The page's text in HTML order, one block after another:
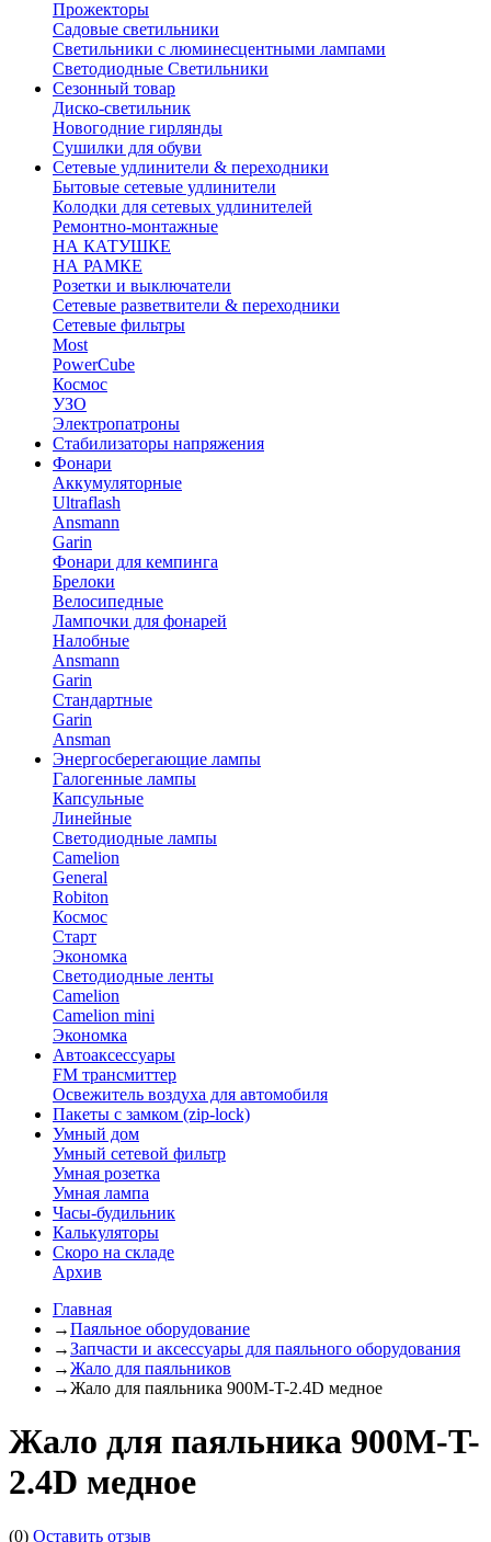
Прожекторы
Садовые светильники
Светильники с люминесцентными лампами
Светодиодные Светильники
Сезонный товар
Диско-светильник
Новогодние гирлянды
Сушилки для обуви
Сетевые удлинители & переходники
Бытовые сетевые удлинители
Колодки для сетевых удлинителей
Ремонтно-монтажные
НА КАТУШКЕ
НА РАМКЕ
Розетки и выключатели
Сетевые разветвители & переходники
Сетевые фильтры
Most
PowerCube
Космос
УЗО
Электропатроны
Стабилизаторы напряжения
Фонари
Аккумуляторные
Ultraflash
Ansmann
Garin
Фонари для кемпинга
Брелоки
Велосипедные
Лампочки для фонарей
Налобные
Ansmann
Garin
Стандартные
Garin
Ansman
Энергосберегающие лампы
Галогенные лампы
Капсульные
Линейные
Светодиодные лампы
Camelion
General
Robiton
Космос
Старт
Экономка
Светодиодные ленты
Camelion
Camelion mini
Экономка
Автоаксессуары
FM трансмиттер
Освежитель воздуха для автомобиля
Пакеты с замком (zip-lock)
Умный дом
Умный сетевой фильтр
Умная розетка
Умная лампа
Часы-будильник
Калькуляторы
Скоро на складе
Архив
Главная
→Паяльное оборудование
→Запчасти и аксессуары для паяльного оборудования
→Жало для паяльников
→Жало для паяльника 900M-T-2.4D медное
Жало для паяльника 900M-T-
2.4D медное
(0) Оставить отзыв